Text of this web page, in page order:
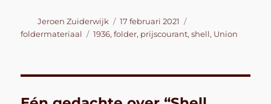
Auteur
Jeroen Zuiderwijk
Geplaatst
op
17 februari 2021
foldermateriaal
Tags
1936,folder, prijscourant,shell, Union